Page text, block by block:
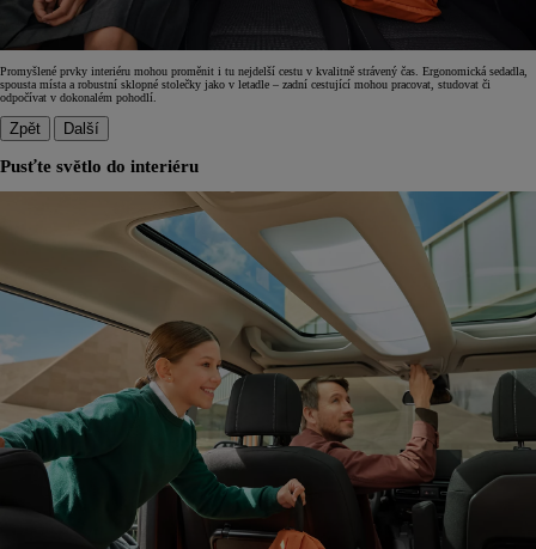
Promyšlené prvky interiéru mohou proměnit i tu nejdelší cestu v kvalitně strávený čas. Ergonomická sedadla,
spousta místa a robustní sklopné stolečky jako v letadle – zadní cestující mohou pracovat, studovat či
odpočívat v dokonalém pohodlí.
Zpět Další
Pusťte světlo do interiéru